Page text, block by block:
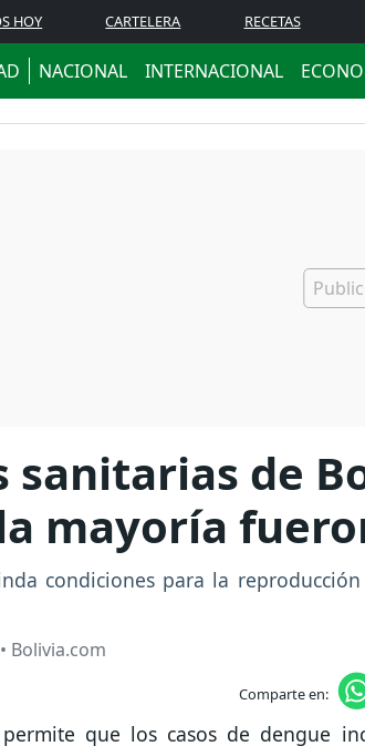
HOY CARTELERA RECETAS
NACIONAL INTERNACIONAL
de
mayoría
condiciones para la
Bolivia.com
Comparte en: